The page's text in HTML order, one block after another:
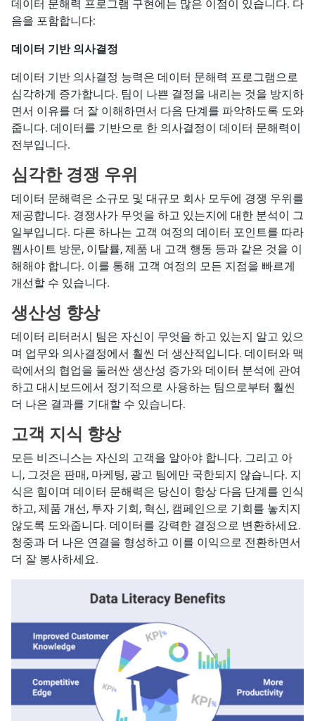
데이터 문해력 프로그램 구현에는 많은 이점이 있습니다. 다
음을 포함합니다:
데이터 기반 의사결정
데이터 기반 의사결정 능력은 데이터 문해력 프로그램으로
심각하게 증가합니다. 팀이 나쁜 결정을 내리는 것을 방지하
면서 이유를 더 잘 이해하면서 다음 단계를 파악하도록 도와
줍니다. 데이터를 기반으로 한 의사결정이 데이터 문해력이
전부입니다.
심각한 경쟁 우위
데이터 문해력은 소규모 및 대규모 회사 모두에 경쟁 우위를
제공합니다. 경쟁사가 무엇을 하고 있는지에 대한 분석이 그
일부입니다. 다른 하나는 고객 여정의 데이터 포인트를 따라
웹사이트 방문, 이탈률, 제품 내 고객 행동 등과 같은 것을 이
해해야 합니다. 이를 통해 고객 여정의 모든 지점을 빠르게
개선할 수 있습니다.
생산성 향상
데이터 리터러시 팀은 자신이 무엇을 하고 있는지 알고 있으
며 업무와 의사결정에서 훨씬 더 생산적입니다. 데이터와 맥
락에서의 협업을 둘러싼 생산성 증가와 데이터 분석에 관여
하고 대시보드에서 정기적으로 사용하는 팀으로부터 훨씬
더 나은 결과를 기대할 수 있습니다.
고객 지식 향상
모든 비즈니스는 자신의 고객을 알아야 합니다. 그리고 아
니, 그것은 판매, 마케팅, 광고 팀에만 국한되지 않습니다. 지
식은 힘이며 데이터 문해력은 당신이 항상 다음 단계를 인식
하고, 제품 개선, 투자 기회, 혁신, 캠페인으로 기회를 놓치지
않도록 도와줍니다. 데이터를 강력한 결정으로 변환하세요.
청중과 더 나은 연결을 형성하고 이를 이익으로 전환하면서
더 잘 봉사하세요.